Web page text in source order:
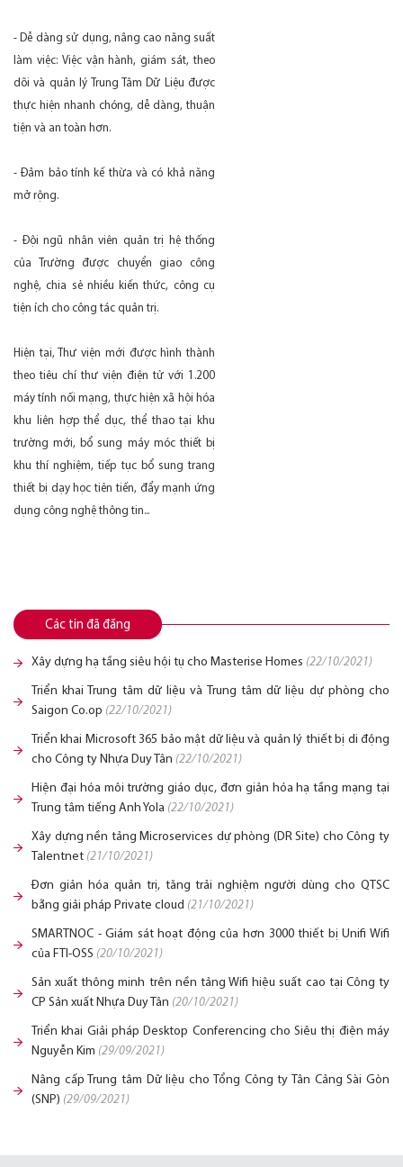
- Dễ dàng sử dụng, nâng cao năng suất
làm việc: Việc vận hành, giám sát, theo
dõi và quản lý Trung Tâm Dữ Liệu được
thực hiện nhanh chóng, dễ dàng, thuận
tiện và an toàn hơn.
- Đảm bảo tính kế thừa và có khả năng
mở rộng.
- Đội ngũ nhân viên quản trị hệ thống
của Trường được chuyển giao công
nghệ, chia sẻ nhiều kiến thức, công cụ
tiện ích cho công tác quản trị.
Hiện tại, Thư viện mới được hình thành
theo tiêu chí thư viện điện tử với 1.200
máy tính nối mạng, thực hiện xã hội hóa
khu liên hợp thể dục, thể thao tại khu
trường mới, bổ sung máy móc thiết bị
khu thí nghiệm, tiếp tục bổ sung trang
thiết bị dạy học tiên tiến, đẩy mạnh ứng
dụng công nghệ thông tin...
Các tin đã đăng
Xây dựng hạ tầng siêu hội tụ cho Masterise Homes (22/10/2021)
Triển khai Trung tâm dữ liệu và Trung tâm dữ liệu dự phòng cho
Saigon Co.op (22/10/2021)
Triển khai Microsoft 365 bảo mật dữ liệu và quản lý thiết bị di động
cho Công ty Nhựa Duy Tân (22/10/2021)
Hiện đại hóa môi trường giáo dục, đơn giản hóa hạ tầng mạng tại
Trung tâm tiếng Anh Yola (22/10/2021)
Xây dựng nền tảng Microservices dự phòng (DR Site) cho Công ty
Talentnet (21/10/2021)
Đơn giản hóa quản trị, tăng trải nghiệm người dùng cho QTSC
bằng giải pháp Private cloud (21/10/2021)
SMARTNOC - Giám sát hoạt động của hơn 3000 thiết bị Unifi Wifi
của FTI-OSS (20/10/2021)
Sản xuất thông minh trên nền tảng Wifi hiệu suất cao tại Công ty
CP Sản xuất Nhựa Duy Tân (20/10/2021)
Triển khai Giải pháp Desktop Conferencing cho Siêu thị điện máy
Nguyễn Kim (29/09/2021)
Nâng cấp Trung tâm Dữ liệu cho Tổng Công ty Tân Cảng Sài Gòn
(SNP) (29/09/2021)